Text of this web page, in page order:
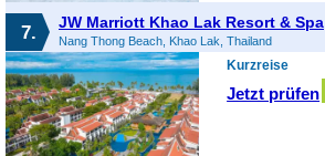
7. JW Marriott Khao Lak Resort & Spa
Nang Thong Beach, Khao Lak, Thailand
Kurzreise
Jetzt prüfen